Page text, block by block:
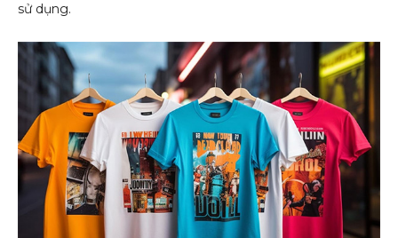
sử dụng.